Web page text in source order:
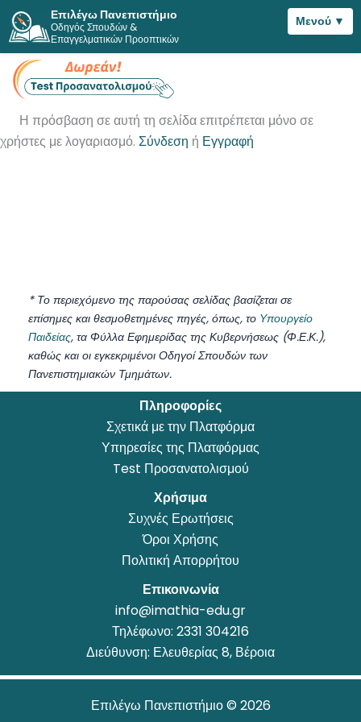
Μετάβαση
στο
περιεχόμενο
Η πρόσβαση σε αυτή τη σελίδα επιτρέπεται μόνο σε
χρήστες με λογαριασμό. Σύνδεση ή Εγγραφή
* Το περιεχόμενο της παρούσας σελίδας βασίζεται σε
επίσημες και θεσμοθετημένες πηγές, όπως, το Υπουργείο
Παιδείας, τα Φύλλα Εφημερίδας της Κυβερνήσεως (Φ.Ε.Κ.),
καθώς και οι εγκεκριμένοι Οδηγοί Σπουδών των
Πανεπιστημιακών Τμημάτων.
Πληροφορίες
Σχετικά με την Πλατφόρμα
Υπηρεσίες της Πλατφόρμας
Test Προσανατολισμού
Χρήσιμα
Συχνές Ερωτήσεις
Όροι Χρήσης
Πολιτική Απορρήτου
Επικοινωνία
info@imathia-edu.gr
Τηλέφωνο: 2331 304216
Διεύθυνση: Ελευθερίας 8, Βέροια
Επιλέγω Πανεπιστήμιο © 2026
Επιλέγω Πανεπιστήμιο
Οδηγός Σπουδών &
Επαγγελματικών Προοπτικών
Μενού ▼